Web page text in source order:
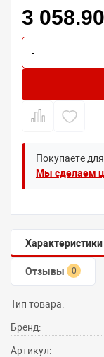
3 058.90
-
Покупаете
Мы сделаем
Характеристики
Отзывы 0
Тип товара:
Бренд:
Артикул: